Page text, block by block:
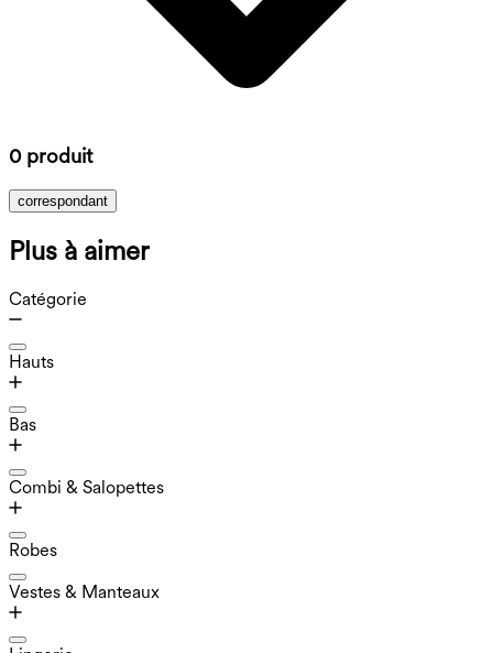
0 produit
correspondant
Plus à aimer
Catégorie
Hauts
Bas
Combi & Salopettes
Robes
Vestes & Manteaux